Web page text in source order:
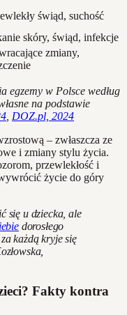
świąd, suchość
skóry, świąd, infekcje
zmiany,
egzemy w Polsce według
na podstawie
DOZ.pl, 2024
– zwłaszcza ze
i zmiany stylu życia.
przewlekłość i
życie do góry
się u dziecka, ale
dorosłego
każdą kryje się
Fakty kontra